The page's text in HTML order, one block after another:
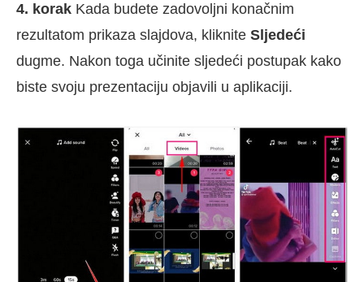
4. korak Kada budete zadovoljni konačnim
rezultatom prikaza slajdova, kliknite Sljedeći
dugme. Nakon toga učinite sljedeći postupak kako
biste svoju prezentaciju objavili u aplikaciji.